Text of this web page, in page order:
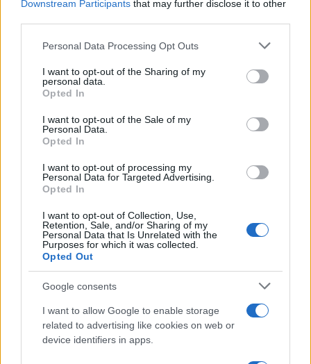
Downstream Participants that may further disclose it to other
Please note that this website/app uses one or more Google
not limited to your visit or usage behaviour. You may click to
grant or deny consent to Google and its third-party tags to
use your data for below specified purposes in below Google
consent section.
Personal Data Processing Opt Outs
I want to opt-out of the Sharing of my
personal data.
Opted In
I want to opt-out of the Sale of my
Personal Data.
Opted In
I want to opt-out of processing my
Personal Data for Targeted Advertising.
Opted In
I want to opt-out of Collection, Use,
Retention, Sale, and/or Sharing of my
Personal Data that Is Unrelated with the
Purposes for which it was collected.
Opted Out
Google consents
I want to allow Google to enable storage
related to advertising like cookies on web or
device identifiers in apps.
Mario Malu
Paolo Pinna
Martina Agostina Diturco
I nostri cari
I nostri cari